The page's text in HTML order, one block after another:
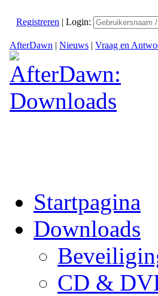
Registreren | Login:
AfterDawn | Nieuws | Vraag en
Startpagina
Downloads
CD &